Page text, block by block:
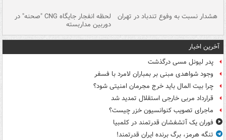
هشدار نسبت به وفوع تندباد در تهران لحظه انفجار جایگاه CNG "صحنه" در
دوربین مداربسته
آخرین اخبار
پدر لیونل مسی درگذشت
وجود شواهدی مبنی بر بمباران لامرد با فسفر
چرا بیت المال باید خرج مجرمان امنیتی شود؟
قرارداد مربی خارجی استقلال تمدید شد
ماجرای تصویب کنوانسیون خزر چیست؟
فوران یک آتشفشان قدرتمند در کلمبیا
تنگه هرمز، برگ برنده ایران قدرتمند!